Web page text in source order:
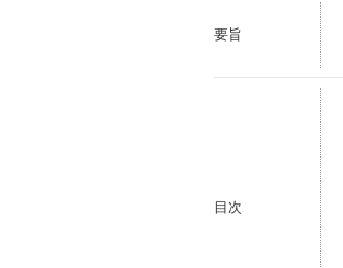
要旨
目次